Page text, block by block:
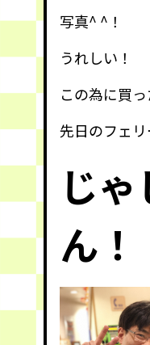
写真^ ^！
うれしい！
この為に買
先日のフェリ
じ
ん！